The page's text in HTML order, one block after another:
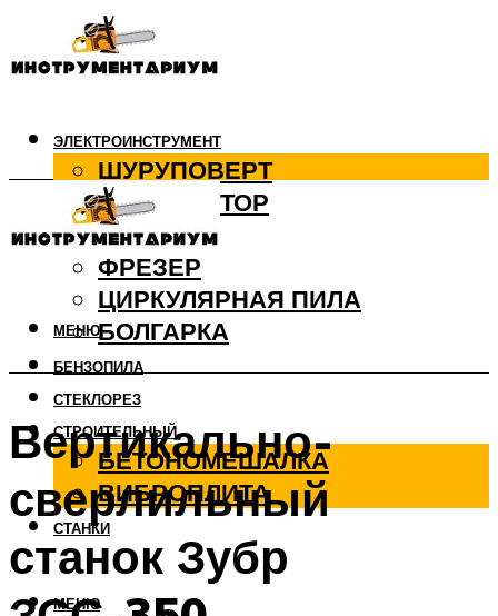
ЭЛЕКТРОИНСТРУМЕНТ
ШУРУПОВЕРТ
ПЕРФОРАТОР
ДРЕЛЬ
ФРЕЗЕР
ЦИРКУЛЯРНАЯ ПИЛА
БОЛГАРКА
БЕНЗОПИЛА
СТЕКЛОРЕЗ
СТРОИТЕЛЬНЫЙ
БЕТОНОМЕШАЛКА
ВИБРОПЛИТА
СТАНКИ
МЕНЮ
МЕНЮ
Вертикально-
сверлильный
станок Зубр